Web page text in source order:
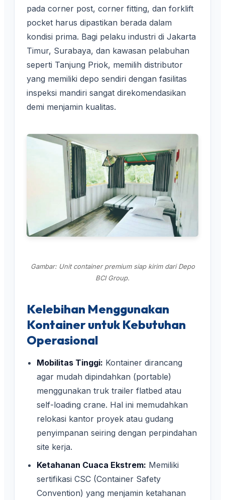
pada corner post, corner fitting, dan forklift
pocket harus dipastikan berada dalam
kondisi prima. Bagi pelaku industri di Jakarta
Timur, Surabaya, dan kawasan pelabuhan
seperti Tanjung Priok, memilih distributor
yang memiliki depo sendiri dengan fasilitas
inspeksi mandiri sangat direkomendasikan
demi menjamin kualitas.
Gambar: Unit container premium siap kirim dari Depo
BCI Group.
Kelebihan Menggunakan
Kontainer untuk Kebutuhan
Operasional
Mobilitas Tinggi: Kontainer dirancang
agar mudah dipindahkan (portable)
menggunakan truk trailer flatbed atau
self-loading crane. Hal ini memudahkan
relokasi kantor proyek atau gudang
penyimpanan seiring dengan perpindahan
site kerja.
Ketahanan Cuaca Ekstrem: Memiliki
sertifikasi CSC (Container Safety
Convention) yang menjamin ketahanan